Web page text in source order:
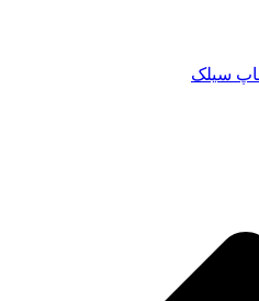
سیلک